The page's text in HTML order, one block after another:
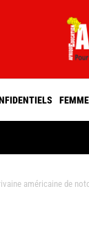
américaine de